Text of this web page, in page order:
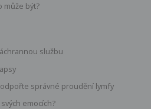
může být?
službu
správné proudění lymfy
emocích?